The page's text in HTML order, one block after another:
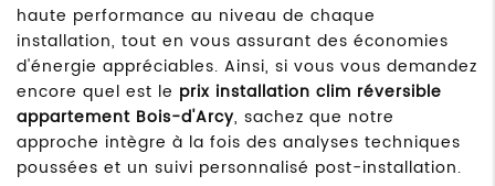
haute performance au niveau de chaque
installation, tout en vous assurant des économies
d'énergie appréciables. Ainsi, si vous vous demandez
encore quel est le prix installation clim réversible
appartement Bois-d'Arcy, sachez que notre
approche intègre à la fois des analyses techniques
poussées et un suivi personnalisé post-installation.